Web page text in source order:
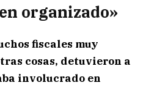
organizado»
fiscales muy
cosas, detuvieron a
involucrado en